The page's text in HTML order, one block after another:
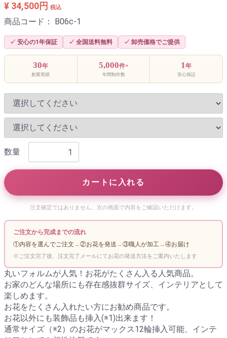
¥ 34,500円 税込
商品コード： B06c-1
✓ 安心の1年保証 ✓ 全国送料無料 ✓ 卸売価格でご提供
30年
創業実績
5,000件+
年間制作数
1年
安心保証
数量
カートに入れる
注文確定ではありません。次の画面で内容をご確認いただけます。
ご注文から完成までの流れ
①内容を選んでご注文 →②お花を発送 →③職人が加工→④お届け
※ご注文完了後、注文完了メールにてお花の発送方法をご案内いたします
丸いフォルムが人気！お花がたくさん入る人気商品。
お家のどんな場所にも存在感抜群サイズ、インテリアとして
楽しめます。
お花をたくさん入れたい方にお勧め商品です。
お花以外にも装飾品も挿入(※1)出来ます！
通常サイズ（※2）のお花がマックス12輪挿入可能、インテ